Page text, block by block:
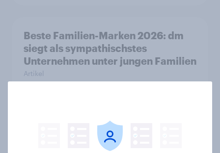
Beste Familien-Marken 2026: dm
siegt als sympathischstes
Unternehmen unter jungen Familien
Artikel
GLP-1 und Abnehm-Medikamente:
Wie schnelle Gesundheitslösungen
den FMCG-Sektor umgestalten